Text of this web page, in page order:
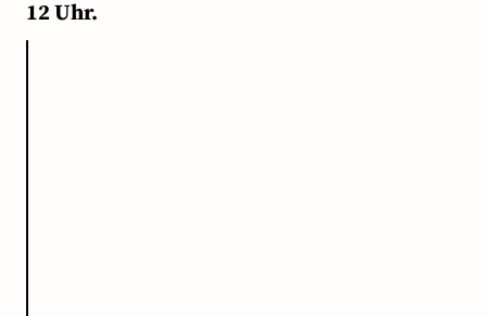
12 Uhr.